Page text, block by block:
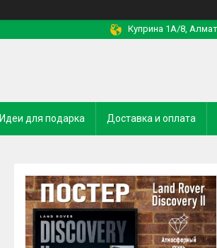
Куприна 1A/8,
Идеи для подарка Доставка и оплата